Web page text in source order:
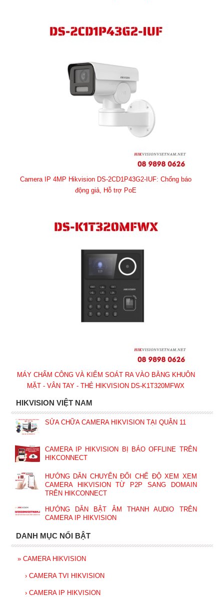
Camera IP 4MP Hikvision DS-2CD1P43G2-IUF: Chống báo
động giả, Hỗ trợ PoE
MÁY CHẤM CÔNG VÀ KIỂM SOÁT RA VÀO BẰNG KHUÔN
MẶT - VÂN TAY - THẺ HIKVISION DS-K1T320MFWX
HIKVISION VIỆT NAM
SỬA CHỮA CAMERA HIKVISION TẠI QUẬN 11
CAMERA IP HIKVISION BỊ BÁO OFFLINE TRÊN
HIKCONNECT
HƯỚNG DẪN CHUYỂN ĐỔI CHẾ ĐỘ XEM XEM
CAMERA HIKVISION TỪ P2P SANG DOMAIN
TRÊN HIKCONNECT
HƯỚNG DẪN BẬT ÂM THANH AUDIO TRÊN
CAMERA IP HIKVISION
DANH MỤC NỔI BẬT
» CAMERA HIKVISION
› CAMERA TVI HIKVISION
› CAMERA IP HIKVISION